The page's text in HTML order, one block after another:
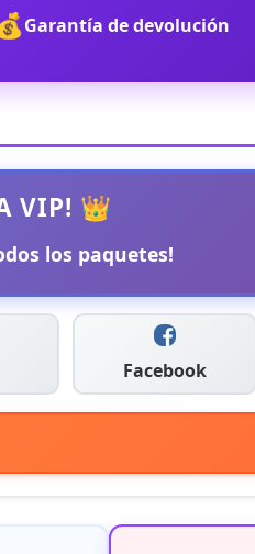
Garantía de devolución
VIP! 👑
los paquetes!
Facebook